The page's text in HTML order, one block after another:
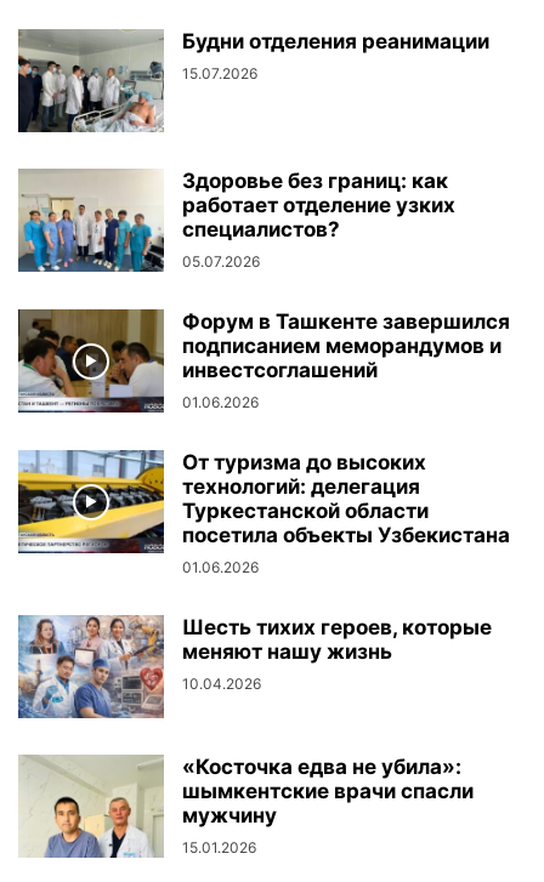
Будни отделения реанимации
15.07.2026
Здоровье без границ: как
работает отделение узких
специалистов?
05.07.2026
Форум в Ташкенте завершился
подписанием меморандумов и
инвестсоглашений
01.06.2026
От туризма до высоких
технологий: делегация
Туркестанской области
посетила объекты Узбекистана
01.06.2026
Шесть тихих героев, которые
меняют нашу жизнь
10.04.2026
«Косточка едва не убила»:
шымкентские врачи спасли
мужчину
15.01.2026